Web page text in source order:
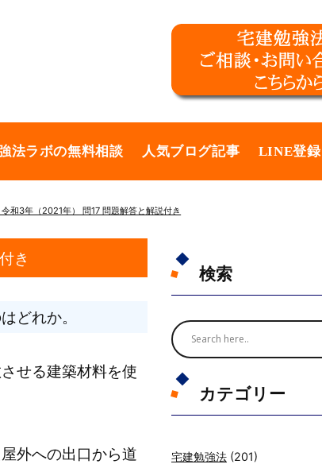
法ラボの無料相談 人気ブログ記事 LINE登録
和3年（2021年） 問17 問題解答と解説付き
き
どれか。
せる建築材料を使
外への出口から道
検索
カテゴリー
宅建勉強法 (201)